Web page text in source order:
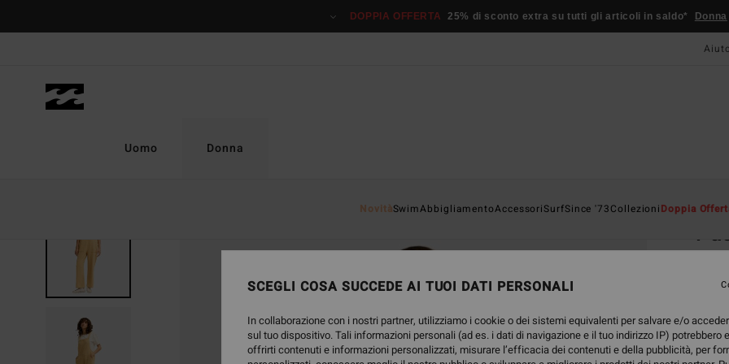
prodotto
DOPPIA OFFERTA 25% di sconto extra su tutti gli articoli in saldo* Donna
Uomo Donna
NovitàSwimAbbigliamentoAccessoriSurfSince '73CollezioniDoppia
SCEGLI COSA SUCCEDE AI TUOI DATI PERSONALI
In collaborazione con i nostri partner, utilizziamo i cookie o dei sistemi equivalenti per salvare e/o
sul tuo dispositivo. Tali informazioni personali (ad es. i dati di navigazione e il tuo indirizzo IP) potrebbero
offrirti contenuti e informazioni personalizzati, misurare l’efficacia dei contenuti e della pubblicità, per